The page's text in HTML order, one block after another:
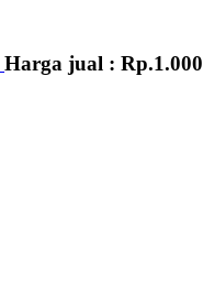
Harga jual : Rp.1.000